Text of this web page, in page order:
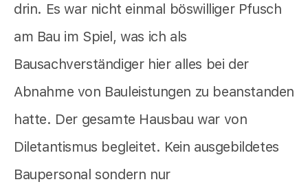
drin. Es war nicht einmal böswilliger Pfusch
am Bau im Spiel, was ich als
Bausachverständiger hier alles bei der
Abnahme von Bauleistungen zu beanstanden
hatte. Der gesamte Hausbau war von
Diletantismus begleitet. Kein ausgebildetes
Baupersonal sondern nur